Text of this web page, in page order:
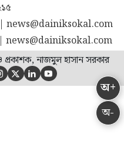
অ-
অ+
news@dainiksokal.com
news@dainiksokal.com
নাজমুল হাসান সরকার
  